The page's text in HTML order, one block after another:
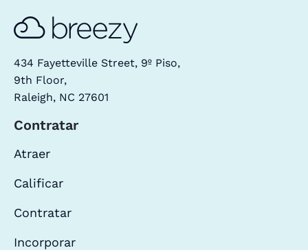
434 Fayetteville Street, 9º Piso,
9th Floor,
Raleigh, NC 27601
Contratar
Atraer
Calificar
Contratar
Incorporar